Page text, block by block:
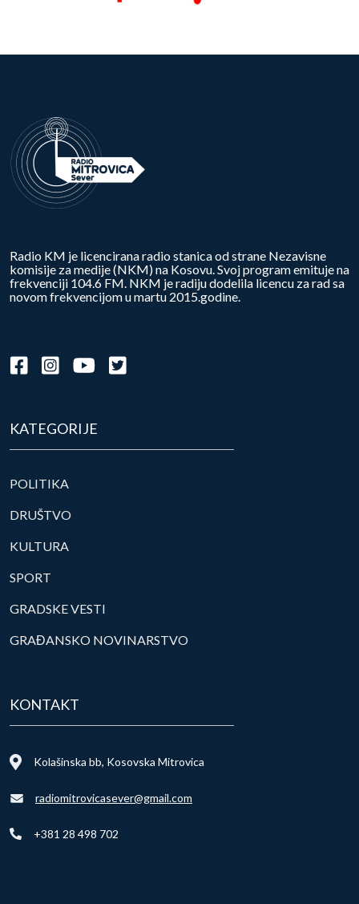
Radio KM je licencirana radio stanica od strane Nezavisne
komisije za medije (NKM) na Kosovu. Svoj program emituje na
frekvenciji 104.6 FM. NKM je radiju dodelila licencu za rad sa
novom frekvencijom u martu 2015.godine.
KATEGORIJE
POLITIKA
DRUŠTVO
KULTURA
SPORT
GRADSKE VESTI
GRAĐANSKO NOVINARSTVO
KONTAKT
Kolašinska bb, Kosovska Mitrovica
radiomitrovicasever@gmail.com
+381 28 498 702